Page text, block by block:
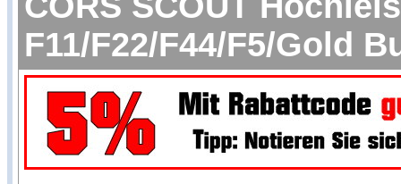
F11/F22/F44/F5/Gold